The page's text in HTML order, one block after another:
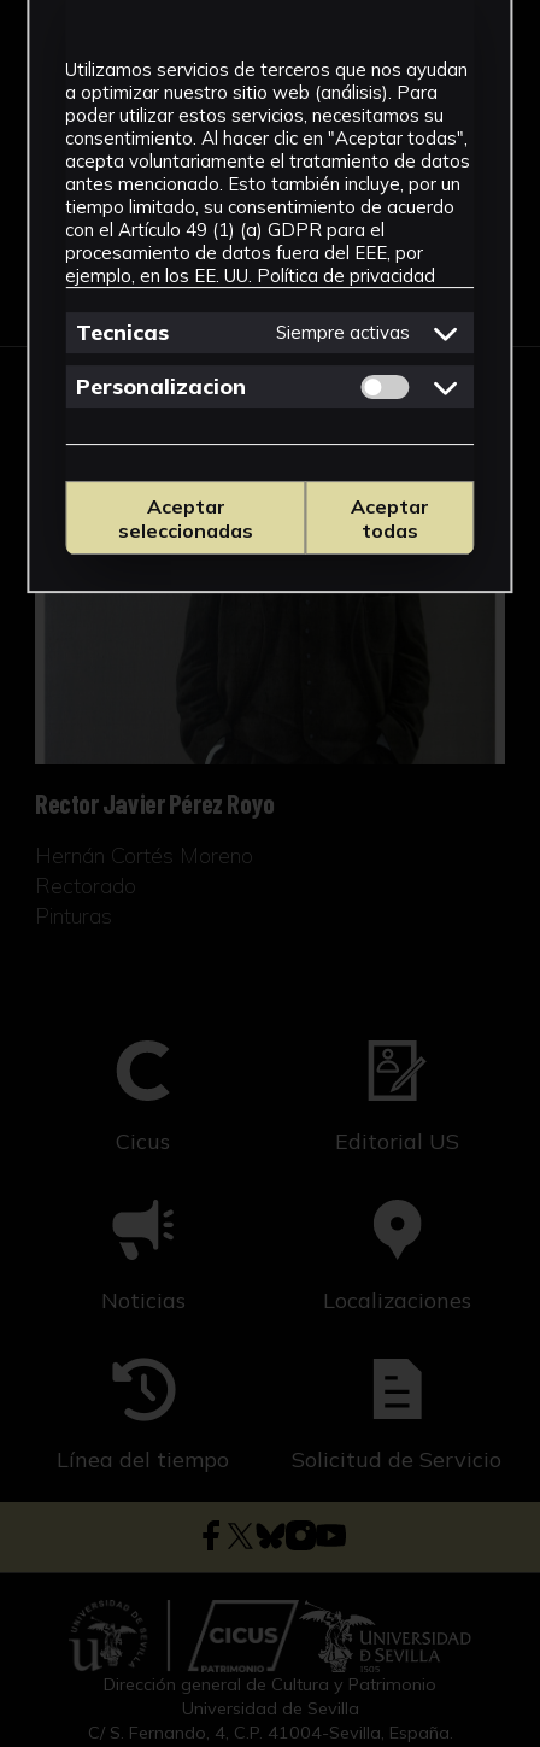
OBRAS EN ESTA EXPOSICIÓN
Rector Javier Pérez Royo
Hernán Cortés Moreno
Rectorado
Pinturas
Cicus Editorial US
Noticias Localizaciones
Línea del tiempo Solicitud de Servicio
Dirección general de Cultura y Patrimonio
Universidad de Sevilla
C/ S. Fernando, 4, C.P. 41004-Sevilla, España.
Utilizamos servicios de terceros que nos ayudan
a optimizar nuestro sitio web (análisis). Para
poder utilizar estos servicios, necesitamos su
consentimiento. Al hacer clic en "Aceptar todas",
acepta voluntariamente el tratamiento de datos
antes mencionado. Esto también incluye, por un
tiempo limitado, su consentimiento de acuerdo
con el Artículo 49 (1) (a) GDPR para el
procesamiento de datos fuera del EEE, por
ejemplo, en los EE. UU. Política de privacidad
Tecnicas Siempre activas
Personalizacion Permitir cookies
Aceptar
seleccionadas
Aceptar
todas